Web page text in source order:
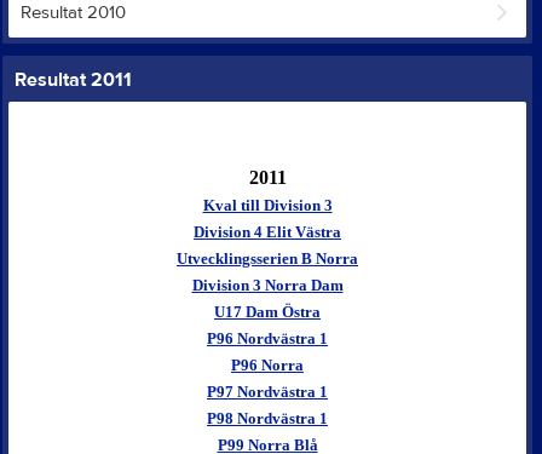
Resultat 2010
Resultat 2011
2011
Kval till Division 3
Division 4 Elit Västra
Utvecklingsserien B Norra
Division 3 Norra Dam
U17 Dam Östra
P96 Nordvästra 1
P96 Norra
P97 Nordvästra 1
P98 Nordvästra 1
P99 Norra Blå